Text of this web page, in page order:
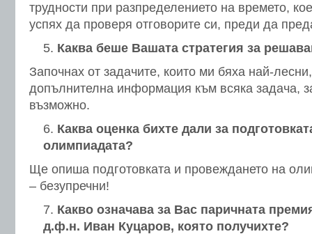
трудности при разпределението на времето,
успях да проверя отговорите си, преди да
Каква беше Вашата стратегия за
Започнах от задачите, които ми бяха най-
допълнителна информация към всяка задача,
възможно.
Каква оценка бихте дали за
олимпиадата?
Ще опиша подготовката и провеждането на
– безупречни!
Какво означава за Вас паричната
д.ф.н. Иван Куцаров, която получихте?